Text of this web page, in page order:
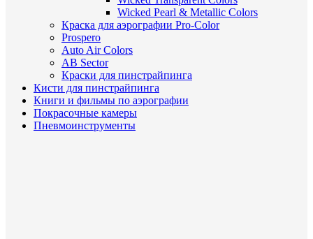
Wicked Pearl & Metallic Colors
Краска для аэрографии Pro-Color
Prospero
Auto Air Colors
AB Sector
Краски для пинстрайпинга
Кисти для пинстрайпинга
Книги и фильмы по аэрографии
Покрасочные камеры
Пневмоинструменты